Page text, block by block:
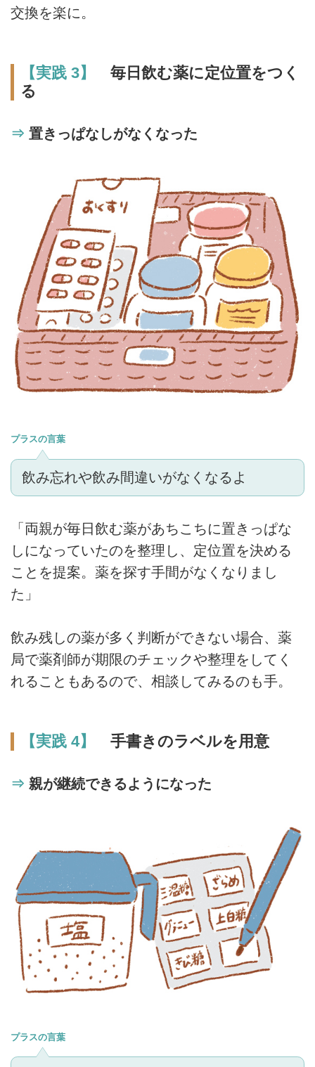
交換を楽に。
【実践 3】
毎日飲む薬に定位置をつく
る
⇒ 置きっぱなしがなくなった
プラスの言葉
飲み忘れや飲み間違いがなくなるよ
「両親が毎日飲む薬があちこちに置きっぱな
しになっていたのを整理し、定位置を決める
ことを提案。薬を探す手間がなくなりまし
た」
飲み残しの薬が多く判断ができない場合、薬
局で薬剤師が期限のチェックや整理をしてく
れることもあるので、相談してみるのも手。
【実践 4】 手書きのラベルを用意
⇒ 親が継続できるようになった
プラスの言葉